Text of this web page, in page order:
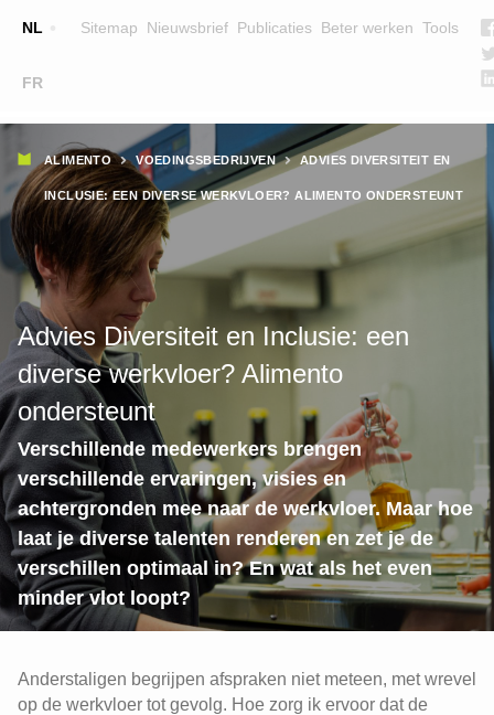
NL
FR
Sitemap Nieuwsbrief Publicaties Beter werken Tools
Main
navigation
OPLEIDINGEN
LESGEVERS
WIE ZIJN WE
TEAM
CONTACT
ZOEK EEN OPLEIDING
Kruimelpad
ALIMENTO VOEDINGSBEDRIJVEN ADVIES DIVERSITEIT EN
INCLUSIE: EEN DIVERSE WERKVLOER? ALIMENTO ONDERSTEUNT
Advies Diversiteit en Inclusie: een
diverse werkvloer? Alimento
ondersteunt
Verschillende medewerkers brengen
verschillende ervaringen, visies en
achtergronden mee naar de werkvloer. Maar hoe
laat je diverse talenten renderen en zet je de
verschillen optimaal in? En wat als het even
minder vlot loopt?
Anderstaligen begrijpen afspraken niet meteen, met wrevel
op de werkvloer tot gevolg. Hoe zorg ik ervoor dat de